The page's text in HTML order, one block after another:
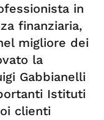
in
finanziaria,
migliore dei
la
Gabbianelli
Istituti
clienti